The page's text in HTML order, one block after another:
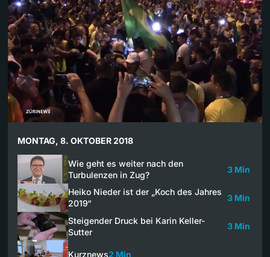
MONTAG, 8. OKTOBER 2018
Wie geht es weiter nach den
Turbulenzen in Zug?
3 Min
Heiko Nieder ist der „Koch des Jahres
2019“
3 Min
Steigender Druck bei Karin Keller-
Sutter
3 Min
Kurznews2 Min